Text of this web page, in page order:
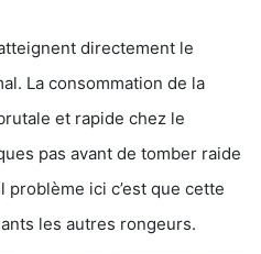
directement le
La consommation de la
et rapide chez le
pas avant de tomber raide
problème ici c’est que cette
les autres rongeurs.